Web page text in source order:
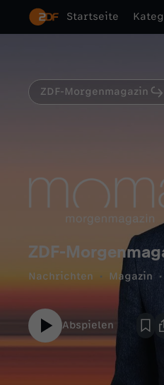
Startseite
ZDF-Morgenmagazin
ZDF-
Nachrichten Magazin
Abspielen